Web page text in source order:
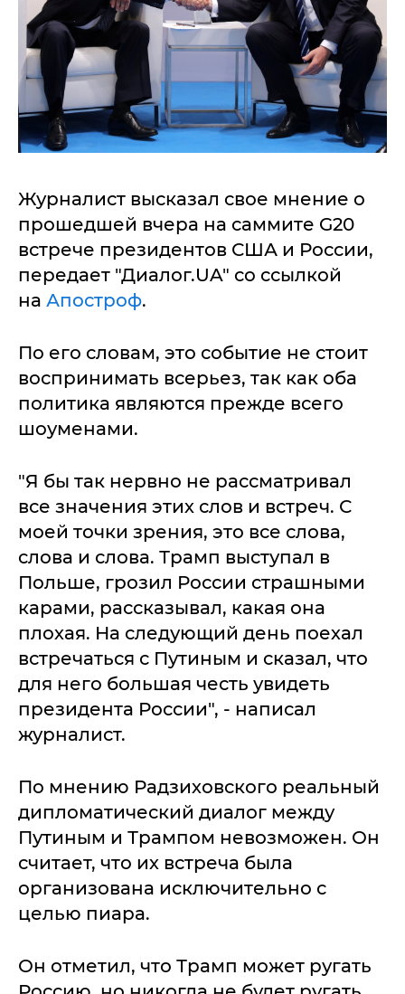
Журналист высказал свое мнение о
прошедшей вчера на саммите G20
встрече президентов США и России,
передает "Диалог.UA" со ссылкой
на Апостроф.
По его словам, это событие не стоит
воспринимать всерьез, так как оба
политика являются прежде всего
шоуменами.
"Я бы так нервно не рассматривал
все значения этих слов и встреч. С
моей точки зрения, это все слова,
слова и слова. Трамп выступал в
Польше, грозил России страшными
карами, рассказывал, какая она
плохая. На следующий день поехал
встречаться с Путиным и сказал, что
для него большая честь увидеть
президента России", - написал
журналист.
По мнению Радзиховского реальный
дипломатический диалог между
Путиным и Трампом невозможен. Он
считает, что их встреча была
организована исключительно с
целью пиара.
Он отметил, что Трамп может ругать